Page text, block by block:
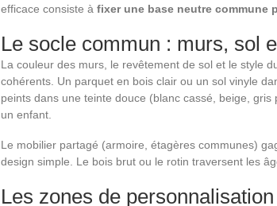
efficace consiste à fixer une base neutre commune
Le socle commun : murs, sol
La couleur des murs, le revêtement de sol et le style
cohérents. Un parquet en bois clair ou un sol vinyle
peints dans une teinte douce (blanc cassé, beige,
un enfant.
Le mobilier partagé (armoire, étagères communes)
design simple. Le bois brut ou le rotin traversent les
Les zones de personnalisation